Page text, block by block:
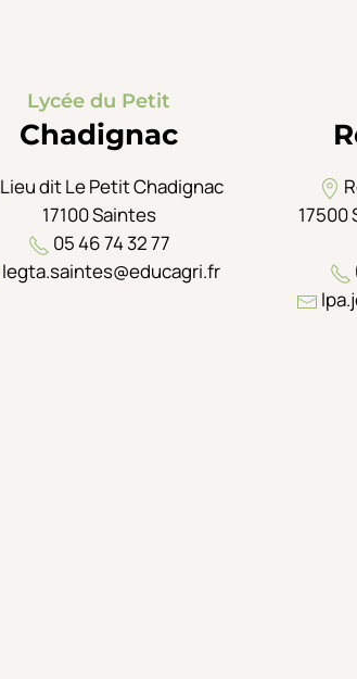
Lycée du Petit
Chadignac
Lieu dit Le Petit Chadignac
17100 Saintes
05 46 74 32 77
legta.saintes@educagri.fr
17500